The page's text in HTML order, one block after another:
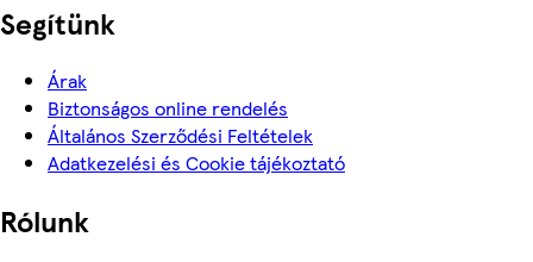
Segítünk
Árak
Biztonságos online rendelés
Általános Szerződési Feltételek
Adatkezelési és Cookie tájékoztató
Rólunk